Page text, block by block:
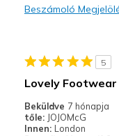
Casual Wear
Width
Beszámoló
5
Lovely Footwear
Beküldve 7 hónapja
tőle: JOJOMcG
Innen: London